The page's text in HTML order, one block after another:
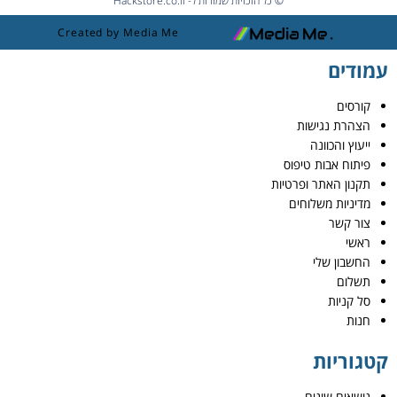
Created by Media Me
עמודים
קורסים
הצהרת נגישות
ייעוץ והכוונה
פיתוח אבות טיפוס
תקנון האתר ופרטיות
מדיניות משלוחים
צור קשר
ראשי
החשבון שלי
תשלום
סל קניות
חנות
קטגוריות